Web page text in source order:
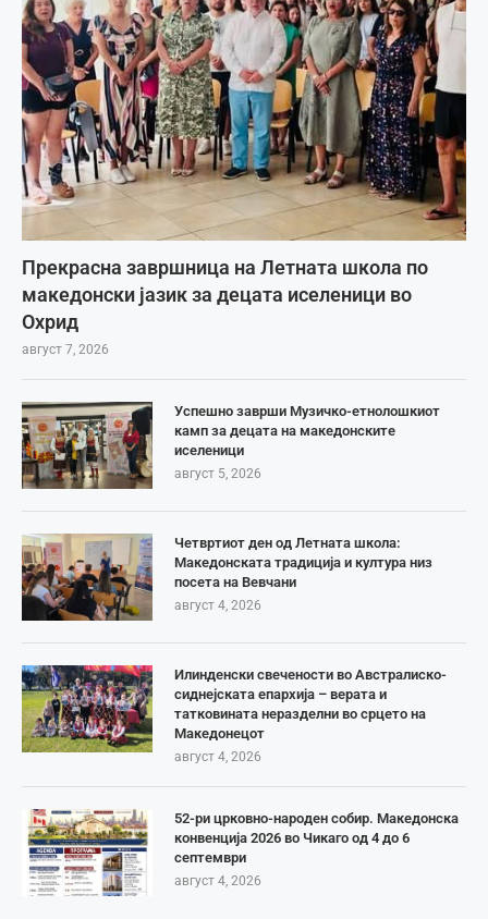
Прекрасна завршница на Летната школа по
македонски јазик за децата иселеници во
Охрид
август 7, 2026
Успешно заврши Музичко-етнолошкиот
камп за децата на македонските
иселеници
август 5, 2026
Четвртиот ден од Летната школа:
Македонската традиција и култура низ
посета на Вевчани
август 4, 2026
Илинденски свечености во Австралиско-
сиднејската епархија – верата и
татковината неразделни во срцето на
Македонецот
август 4, 2026
52-ри црковно-народен собир. Македонска
конвенција 2026 во Чикаго од 4 до 6
септември
август 4, 2026